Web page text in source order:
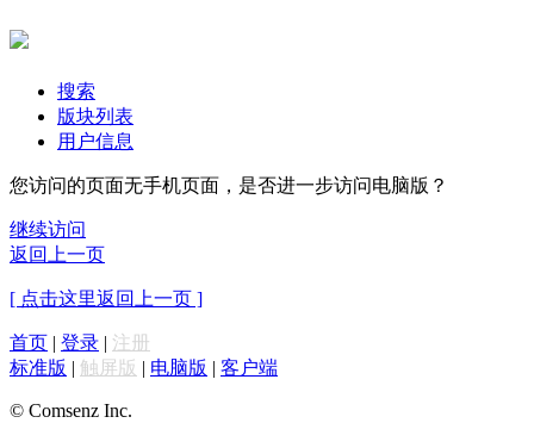
搜索
版块列表
用户信息
您访问的页面无手机页面，是否进一步访问电脑版？
继续访问
返回上一页
[ 点击这里返回上一页 ]
首页 | 登录 | 注册
标准版 | 触屏版 | 电脑版 | 客户端
© Comsenz Inc.